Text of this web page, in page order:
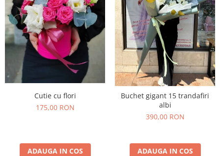
Cutie cu flori
175,00 RON
ADAUGA IN COS
Buchet gigant 15 trandafiri
albi
390,00 RON
ADAUGA IN COS